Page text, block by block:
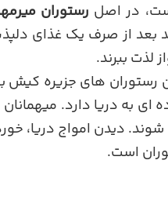
در اصل رستوران
از صرف یک غذای
لذت ببرند.
رستوران های جزیره
ای به دریا دارد.
دیدن امواج دریا،
است.